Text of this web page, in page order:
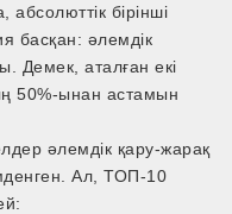
бірінші
басқан: әлемдік
Демек, аталған екі
50%-ынан астамын
әлемдік қару-жарақ
Ал, ТОП-10